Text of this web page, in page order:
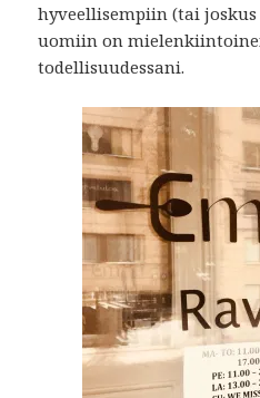
hyveellisempiin (tai
uomiin on
todellisuudessani.